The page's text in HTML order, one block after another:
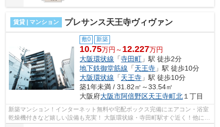
賃貸 | マンション プレサンス天王寺ヴィヴァン
敷0 新築
10.75万円～ 12.227万円
大阪環状線 「寺田町 」駅 徒歩2分
地下鉄御堂筋線 「天王寺 」駅 徒歩10分
大阪環状線 「天王寺 」駅 徒歩10分
築1年未満 / 31.82㎡～33.54㎡
大阪府大阪市阿倍野区天王寺町北１丁目
新築マンション！インターネット無料や宅配ボックス完備にエアコン・浴室
乾燥機付きなど嬉しい設備も充実！ 大阪環状線・寺田町駅すぐ近く！他にも